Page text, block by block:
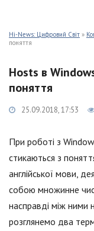
Hi-News: Цифровий Світ »
поняття
Hosts в
поняття
25.09.2018, 17:53
При роботі з
стикаються з
англійської мови,
собою множинне
насправді між ними
розглянемо два